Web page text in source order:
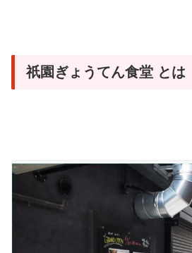
祇園ぎょうてん食堂 とは